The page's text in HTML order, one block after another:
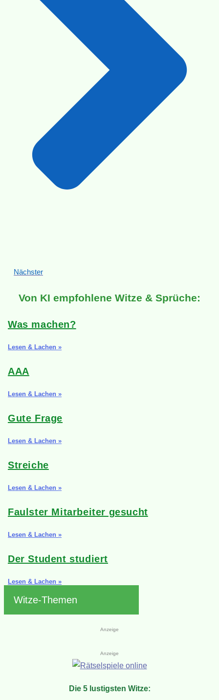
Nächster
Von KI empfohlene Witze & Sprüche:
Was machen?
Lesen & Lachen »
AAA
Lesen & Lachen »
Gute Frage
Lesen & Lachen »
Streiche
Lesen & Lachen »
Faulster Mitarbeiter gesucht
Lesen & Lachen »
Der Student studiert
Lesen & Lachen »
Witze-Themen
Anzeige
Anzeige
Die 5 lustigsten Witze: